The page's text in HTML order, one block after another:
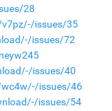
28
issues/35
issues/72
issues/40
issues/46
issues/54